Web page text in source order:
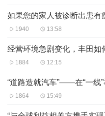
如果您的家人被诊断出患有
1940 13:58
经营环境急剧变化，丰田如
1884 12:15
1864 15:49